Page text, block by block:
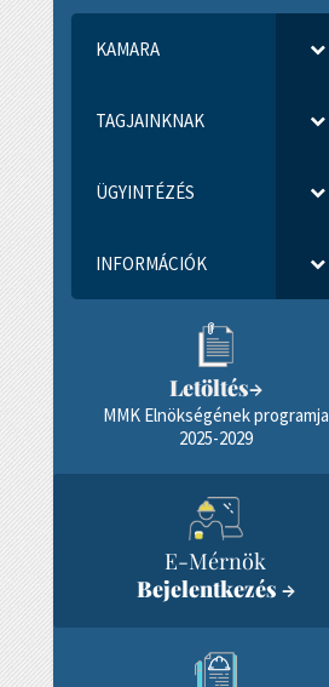
KAMARA
TAGJAINKNAK
ÜGYINTÉZÉS
INFORMÁCIÓK
Letöltés→
MMK Elnökségének programja
2025-2029
E-Mérnök
Bejelentkezés →